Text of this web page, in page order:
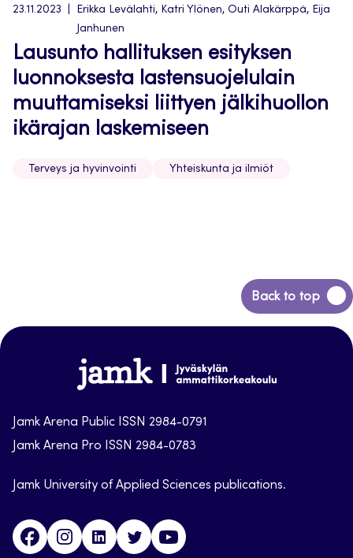
23.11.2023
Erikka Levälahti, Katri Ylönen, Outi Alakärppä, Eija
Janhunen
Lausunto hallituksen esityksen
luonnoksesta lastensuojelulain
muuttamiseksi liittyen jälkihuollon
ikärajan laskemiseen
Terveys ja hyvinvointi Yhteiskunta ja ilmiöt
Back to top
Back
to
Jamk-
arena
Jamk Arena Public ISSN 2984-0791
Jamk Arena Pro ISSN 2984-0783
Jamk University of Applied Sciences publications.
FacebookInstagramLinkedinTwitter